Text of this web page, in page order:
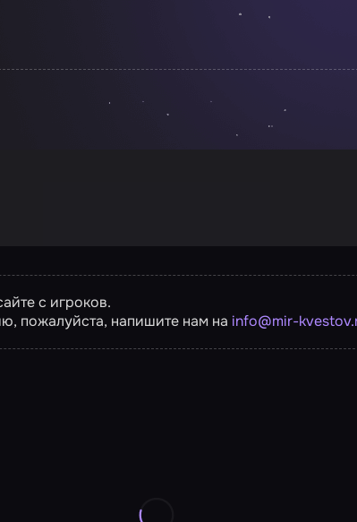
с игроков.
пожалуйста, напишите нам на info@mir-